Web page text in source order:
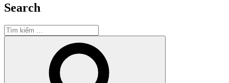
Search
Tìm
kiếm: